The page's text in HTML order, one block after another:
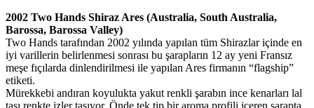
2002 Two Hands Shiraz Ares (Australia, South Australia,
Barossa, Barossa Valley)
Two Hands tarafından 2002 yılında yapılan tüm Shirazlar içinde en
iyi varillerin belirlenmesi sonrası bu şarapların 12 ay yeni Fransız
meşe fıçılarda dinlendirilmesi ile yapılan Ares firmanın “flagship”
etiketi.
Mürekkebi andıran koyulukta yakut renkli şarabın ince kenarları lal
taşı renkte izler taşıyor. Önde tek tip bir aroma profili içeren şarapta